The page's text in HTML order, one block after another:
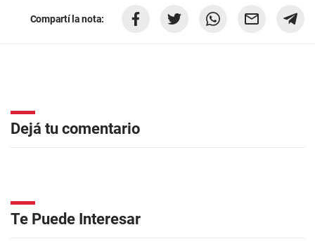
Compartí la nota:
Dejá tu comentario
Te Puede Interesar